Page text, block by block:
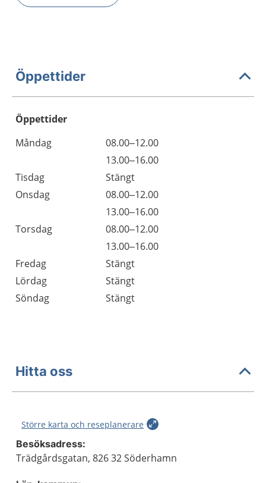
Öppettider
Öppettider
Dag
Öppettider
Kommentarer
Måndag
08.00–12.00
13.00–16.00
Tisdag
Stängt
Onsdag
08.00–12.00
13.00–16.00
Torsdag
08.00–12.00
13.00–16.00
Fredag
Stängt
Lördag
Stängt
Söndag
Stängt
Hitta oss
Större karta och reseplanerare
Besöksadress:
Trädgårdsgatan, 826 32 Söderhamn